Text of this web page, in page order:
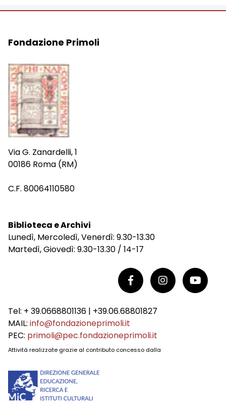
Fondazione Primoli
Via G. Zanardelli, 1
00186 Roma (RM)
C.F. 80064110580
Biblioteca e Archivi
Lunedì, Mercoledì, Venerdì: 9.30-13.30
Martedì, Giovedì: 9.30-13.30 / 14-17
Tel: + 39.0668801136 | +39.06.68801827
MAIL: info@fondazioneprimoli.it
PEC: primoli@pec.fondazioneprimoli.it
Attività realizzate grazie al contributo concesso dalla